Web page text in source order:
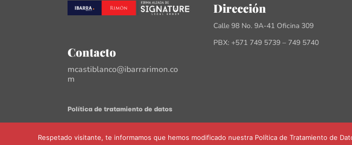
Contacto
mcastiblanco@ibarrarimon.co
m
Política de tratamiento de datos
Dirección
Calle 98 No. 9A-41 Oficina 309
PBX: +571 749 5739 – 749 5740
Respetado visitante, te informamos que hemos modificado nuestra Política de Tratamiento de